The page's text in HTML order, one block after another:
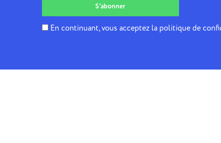
En continuant, vous acceptez la politique de